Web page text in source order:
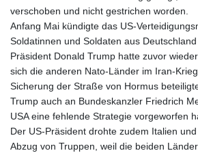
verschoben und nicht gestrichen worden.
Anfang Mai kündigte das US-
Soldatinnen und Soldaten aus
Präsident Donald Trump hatte zuvor
sich die anderen Nato-Länder im Iran-
Sicherung der Straße von Hormus
Trump auch an Bundeskanzler Friedrich
USA eine fehlende Strategie vorgeworfen
Der US-Präsident drohte zudem Italien
Abzug von Truppen, weil die beiden